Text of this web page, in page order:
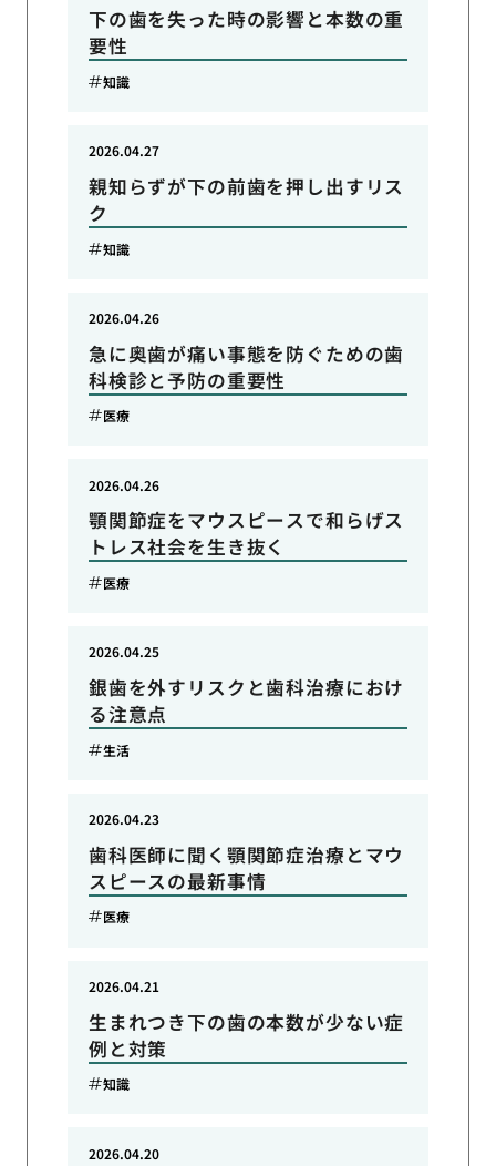
下の歯を失った時の影響と本数の重
要性
知識
親知らずが下の前歯を押し出すリス
ク
2026.04.27
知識
急に奥歯が痛い事態を防ぐための歯
科検診と予防の重要性
2026.04.26
医療
顎関節症をマウスピースで和らげス
トレス社会を生き抜く
2026.04.26
医療
銀歯を外すリスクと歯科治療におけ
る注意点
2026.04.25
生活
歯科医師に聞く顎関節症治療とマウ
スピースの最新事情
2026.04.23
医療
生まれつき下の歯の本数が少ない症
例と対策
2026.04.21
知識
2026.04.20